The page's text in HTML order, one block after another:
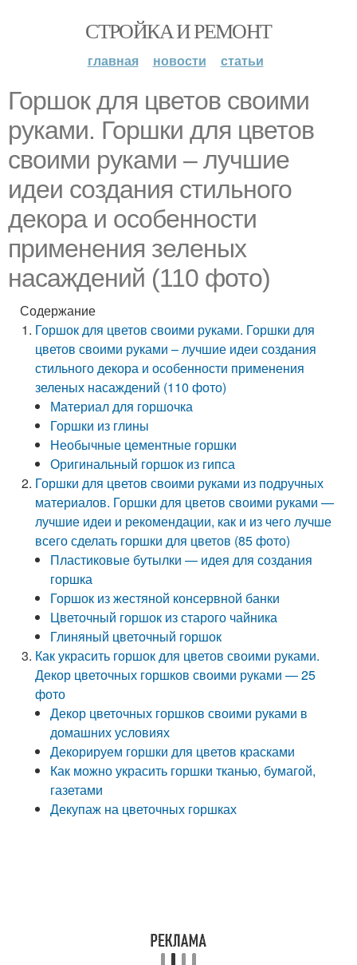
СТРОЙКА И РЕМОНТ
главная новости статьи
Горшок для цветов своими
руками. Горшки для цветов
своими руками – лучшие
идеи создания стильного
декора и особенности
применения зеленых
насаждений (110 фото)
Содержание
Горшок для цветов своими руками. Горшки для
цветов своими руками – лучшие идеи создания
стильного декора и особенности применения
зеленых насаждений (110 фото)
Материал для горшочка
Горшки из глины
Необычные цементные горшки
Оригинальный горшок из гипса
Горшки для цветов своими руками из подручных
материалов. Горшки для цветов своими руками —
лучшие идеи и рекомендации, как и из чего лучше
всего сделать горшки для цветов (85 фото)
Пластиковые бутылки — идея для создания
горшка
Горшок из жестяной консервной банки
Цветочный горшок из старого чайника
Глиняный цветочный горшок
Как украсить горшок для цветов своими руками.
Декор цветочных горшков своими руками — 25
фото
Декор цветочных горшков своими руками в
домашних условиях
Декорируем горшки для цветов красками
Как можно украсить горшки тканью, бумагой,
газетами
Декупаж на цветочных горшках